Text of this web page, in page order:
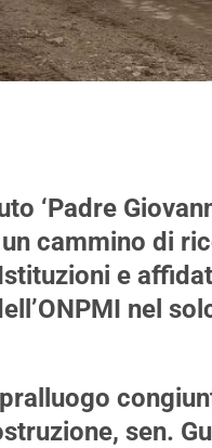
‘Padre
cammino di
e
nel
sen.